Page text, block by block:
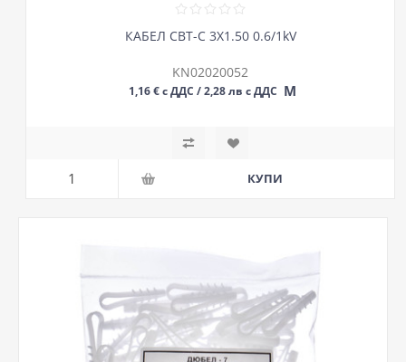
КАБЕЛ СВТ-С 3Х1.50 0.6/1kV
KN02020052
1,16 € с ДДС / 2,28 лв с ДДС М